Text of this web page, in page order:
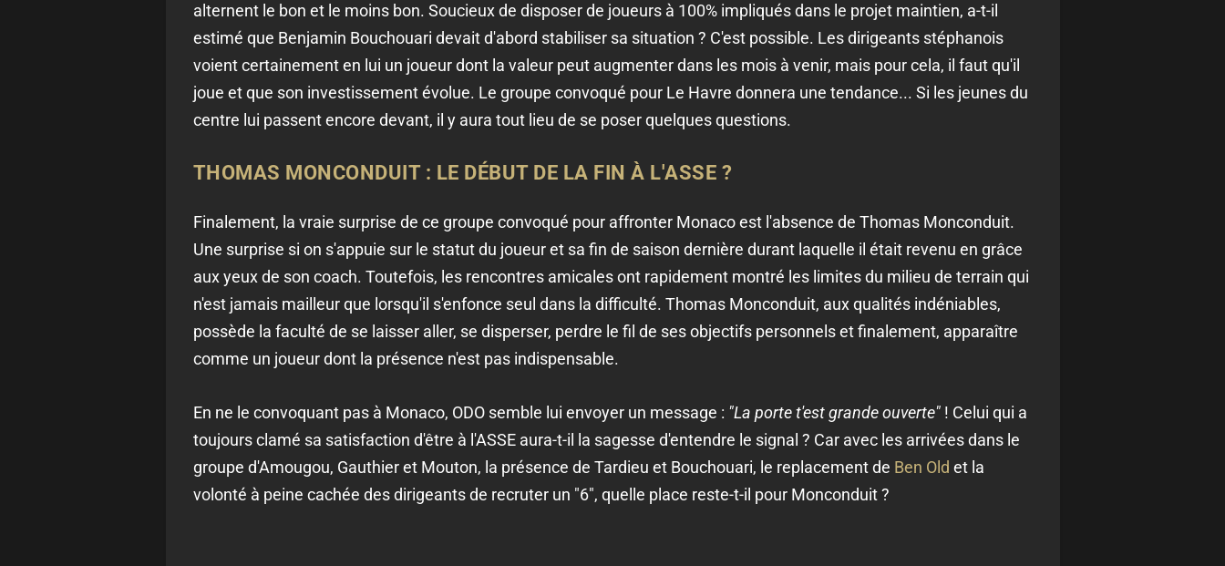
alternent le bon et le moins bon. Soucieux de disposer de joueurs à 100% impliqués dans le projet maintien, a-t-il
estimé que Benjamin Bouchouari devait d'abord stabiliser sa situation ? C'est possible. Les dirigeants stéphanois
voient certainement en lui un joueur dont la valeur peut augmenter dans les mois à venir, mais pour cela, il faut qu'il
joue et que son investissement évolue. Le groupe convoqué pour Le Havre donnera une tendance... Si les jeunes du
centre lui passent encore devant, il y aura tout lieu de se poser quelques questions.
THOMAS MONCONDUIT : LE DÉBUT DE LA FIN À L'ASSE ?
Finalement, la vraie surprise de ce groupe convoqué pour affronter Monaco est l'absence de Thomas Monconduit.
Une surprise si on s'appuie sur le statut du joueur et sa fin de saison dernière durant laquelle il était revenu en grâce
aux yeux de son coach. Toutefois, les rencontres amicales ont rapidement montré les limites du milieu de terrain qui
n'est jamais mailleur que lorsqu'il s'enfonce seul dans la difficulté. Thomas Monconduit, aux qualités indéniables,
possède la faculté de se laisser aller, se disperser, perdre le fil de ses objectifs personnels et finalement, apparaître
comme un joueur dont la présence n'est pas indispensable.
En ne le convoquant pas à Monaco, ODO semble lui envoyer un message : "La porte t'est grande ouverte"! Celui qui a
toujours clamé sa satisfaction d'être à l'ASSE aura-t-il la sagesse d'entendre le signal ? Car avec les arrivées dans le
groupe d'Amougou, Gauthier et Mouton, la présence de Tardieu et Bouchouari, le replacement de Ben Old et la
volonté à peine cachée des dirigeants de recruter un "6", quelle place reste-t-il pour Monconduit ?